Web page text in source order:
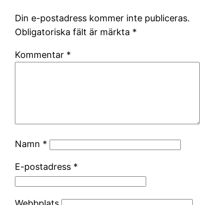
Din e-postadress kommer inte publiceras.
Obligatoriska fält är märkta *
Kommentar *
Namn *
E-postadress *